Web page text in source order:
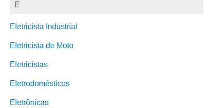
E
Eletricista Industrial
Eletricista de Moto
Eletricistas
Eletrodomésticos
Eletrônicas